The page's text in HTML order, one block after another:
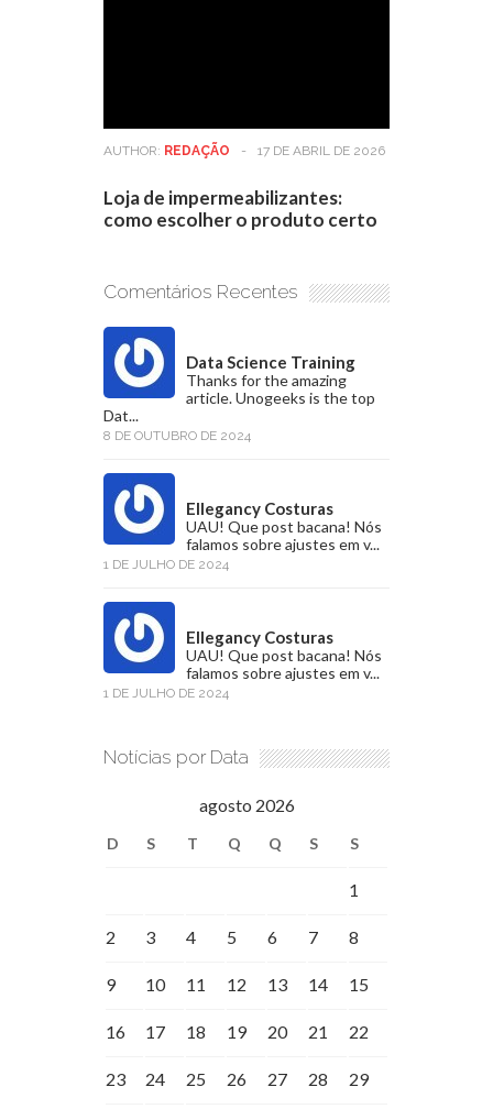
AUTHOR: REDAÇÃO - 17 DE ABRIL DE 2026
Loja de impermeabilizantes:
como escolher o produto certo
Comentários Recentes
Data Science Training
Thanks for the amazing
article. Unogeeks is the top
Dat...
8 DE OUTUBRO DE 2024
Ellegancy Costuras
UAU! Que post bacana! Nós
falamos sobre ajustes em v...
1 DE JULHO DE 2024
Ellegancy Costuras
UAU! Que post bacana! Nós
falamos sobre ajustes em v...
1 DE JULHO DE 2024
Notícias por Data
agosto 2026
D S T Q Q S S
1
2 3 4 5 6 7 8
9 10 11 12 13 14 15
16 17 18 19 20 21 22
23 24 25 26 27 28 29